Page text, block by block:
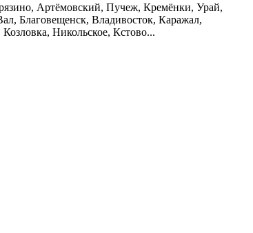
Артёмовский, Пучеж, Кремёнки, Урай,
Благовещенск, Владивосток, Каражал,
Никольское, Кстово...